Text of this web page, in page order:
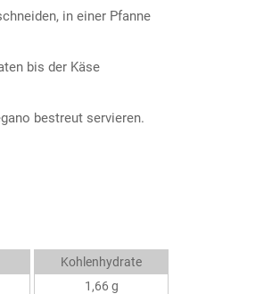
in einer Pfanne
bis der Käse
bestreut servieren.
Kohlenhydrate
1,66 g